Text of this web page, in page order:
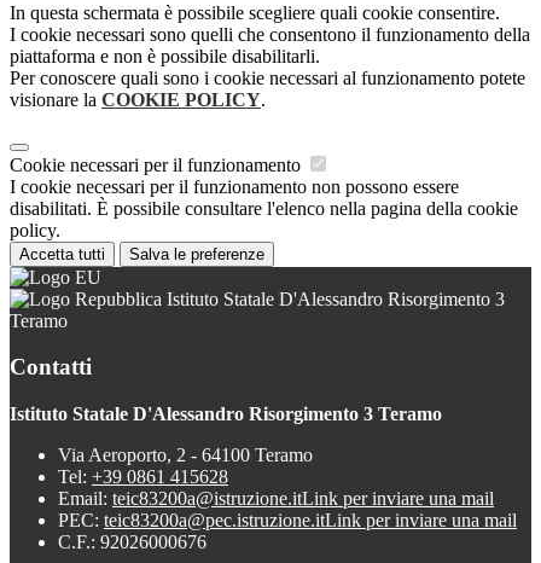
In questa schermata è possibile scegliere quali cookie consentire.
I cookie necessari sono quelli che consentono il funzionamento della
piattaforma e non è possibile disabilitarli.
Per conoscere quali sono i cookie necessari al funzionamento potete
visionare la COOKIE POLICY.
Cookie necessari per il funzionamento
I cookie necessari per il funzionamento non possono essere
disabilitati. È possibile consultare l'elenco nella pagina della cookie
policy.
Accetta tutti Salva le preferenze
Istituto Statale D'Alessandro Risorgimento 3
Teramo
Contatti
Istituto Statale D'Alessandro Risorgimento 3 Teramo
Via Aeroporto, 2 - 64100 Teramo
Tel: +39 0861 415628
Email: teic83200a@istruzione.itLink per inviare una mail
PEC: teic83200a@pec.istruzione.itLink per inviare una mail
C.F.: 92026000676